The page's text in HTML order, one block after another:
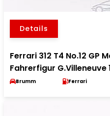
Details
Ferrari 312 T4 No.12 GP
Fahrerfigur G.Villeneuve
Brumm Ferrari